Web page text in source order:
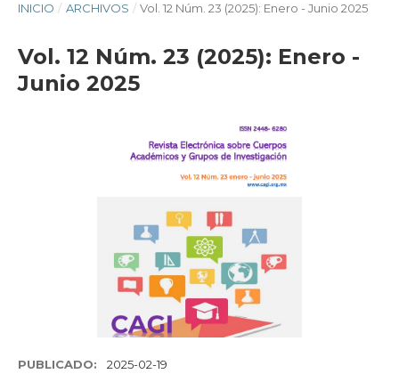
INICIO / ARCHIVOS / Vol. 12 Núm. 23 (2025): Enero - Junio 2025
Vol. 12 Núm. 23 (2025): Enero -
Junio 2025
PUBLICADO: 2025-02-19